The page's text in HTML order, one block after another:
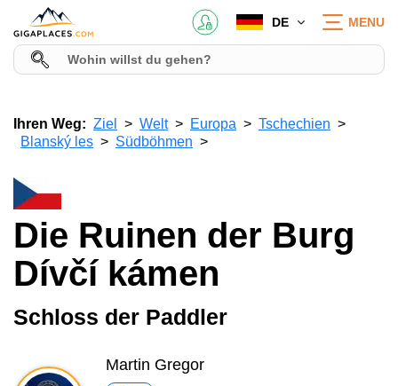
DE MENU
Ihren Weg: Ziel Welt Europa
Tschechien
Blanský les
Südböhmen
Die Ruinen der Burg
Dívčí kámen
Schloss der Paddler
Martin Gregor